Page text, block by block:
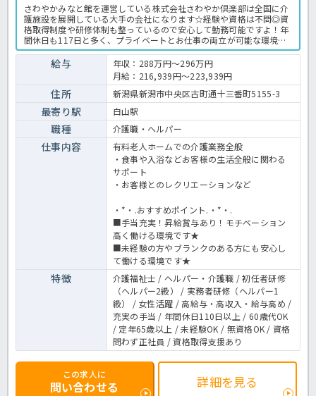
さわやかみなと館を運営している株式会社さわやか倶楽部は全国に介
護施設を展開している大手の会社になります☆経験や資格は不問◎資
格取得制度や研修体制も整っているので安心して勤務可能ですよ！年
間休日も117日と多く、プライベートとお仕事の両立が可能な環境に
なります☆定年が65歳で長く勤務することも可能で、65歳以降も条件
面は変わらずに働けるので安心の職場です〇求人が気になる方は是非
ほっ介護までお問い合わせください！有料老人ホームでの介護業務全
般です。＜介護職 正職員 有料老人ホームの求人＞
給与
年収：288万円～296万円
月給：216,939円～223,939円
住所 新潟県新潟市中央区古町通十三番町5155-3
最寄り駅 白山駅
職種 介護職・ヘルパー
仕事内容
有料老人ホームでの介護業務全般
・食事や入浴などお客様の生活全般に関わる
サポート
・お客様とのレクリエーションなど
・*・.おすすめポイント.・*・.
■手当充実！昇給賞与あり！モチベーション
高く働ける環境です★
■未経験の方やブランクのある方にも安心し
て働ける環境です★
特徴
介護福祉士 / ヘルパー・介護職 / 初任者研修
（ヘルパー2級） / 実務者研修（ヘルパー1
級） / 女性活躍 / 高給与・高収入・給与高め /
充実の手当 / 年間休日110日以上 / 60歳代OK
/ 定年65歳以上 / 未経験OK / 無資格OK / 資格
問わず正社員 / 資格取得支援あり
この求人に
問い合わせる 詳細を見る